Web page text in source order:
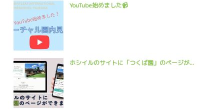
YouTube始めました📹
ホシイルのサイトに「つくば園」のページが...